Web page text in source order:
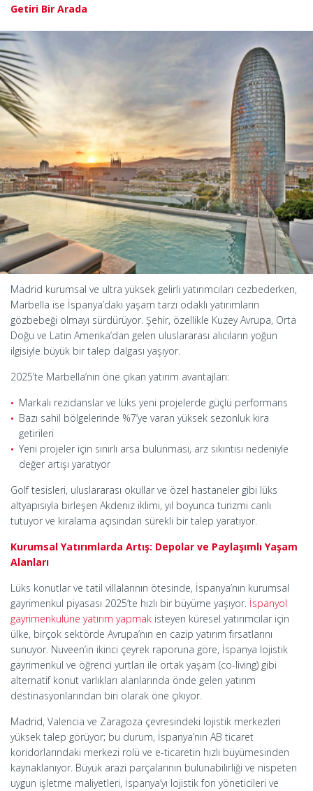
Getiri Bir Arada
Madrid kurumsal ve ultra yüksek gelirli yatırımcıları cezbederken,
Marbella ise İspanya’daki yaşam tarzı odaklı yatırımların
gözbebeği olmayı sürdürüyor. Şehir, özellikle Kuzey Avrupa, Orta
Doğu ve Latin Amerika’dan gelen uluslararası alıcıların yoğun
ilgisiyle büyük bir talep dalgası yaşıyor.
2025’te Marbella’nın öne çıkan yatırım avantajları:
Markalı rezidanslar ve lüks yeni projelerde güçlü performans
Bazı sahil bölgelerinde %7’ye varan yüksek sezonluk kira
getirileri
Yeni projeler için sınırlı arsa bulunması, arz sıkıntısı nedeniyle
değer artışı yaratıyor
Golf tesisleri, uluslararası okullar ve özel hastaneler gibi lüks
altyapısıyla birleşen Akdeniz iklimi, yıl boyunca turizmi canlı
tutuyor ve kiralama açısından sürekli bir talep yaratıyor.
Kurumsal Yatırımlarda Artış: Depolar ve Paylaşımlı Yaşam
Alanları
Lüks konutlar ve tatil villalarının ötesinde, İspanya’nın kurumsal
gayrimenkul piyasası 2025’te hızlı bir büyüme yaşıyor. İspanyol
gayrimenkulüne yatırım yapmak isteyen küresel yatırımcılar için
ülke, birçok sektörde Avrupa’nın en cazip yatırım fırsatlarını
sunuyor. Nuveen’in ikinci çeyrek raporuna göre, İspanya lojistik
gayrimenkul ve öğrenci yurtları ile ortak yaşam (co-living) gibi
alternatif konut varlıkları alanlarında önde gelen yatırım
destinasyonlarından biri olarak öne çıkıyor.
Madrid, Valencia ve Zaragoza çevresindeki lojistik merkezleri
yüksek talep görüyor; bu durum, İspanya’nın AB ticaret
koridorlarındaki merkezi rolü ve e-ticaretin hızlı büyümesinden
kaynaklanıyor. Büyük arazi parçalarının bulunabilirliği ve nispeten
uygun işletme maliyetleri, İspanya’yı lojistik fon yöneticileri ve